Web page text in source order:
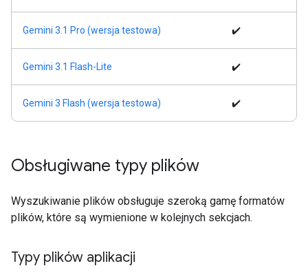
Gemini 3.1 Pro (wersja testowa) ✔️
Gemini 3.1 Flash-Lite ✔️
Gemini 3 Flash (wersja testowa) ✔️
Obsługiwane typy plików
Wyszukiwanie plików obsługuje szeroką gamę formatów
plików, które są wymienione w kolejnych sekcjach.
Typy plików aplikacji